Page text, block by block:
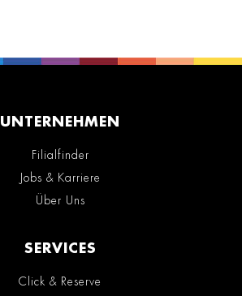
UNTERNEHMEN
Filialfinder
Jobs & Karriere
Über Uns
SERVICES
Click & Reserve